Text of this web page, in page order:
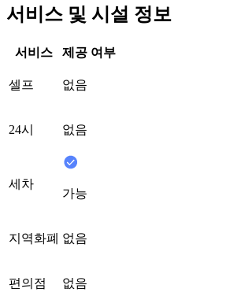
서비스 및 시설 정보
서비스 제공 여부
셀프 없음
24시 없음
세차
가능
지역화폐 없음
편의점 없음